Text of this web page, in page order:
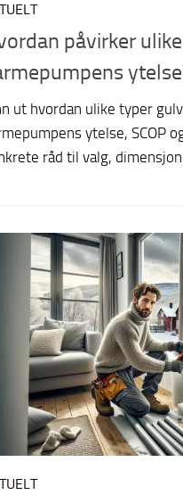
påvirker
ut hvordan ulike typer
ytelse, SCOP
råd til valg,